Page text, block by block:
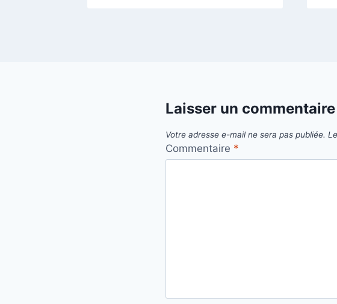
Laisser un commentaire
Votre adresse e-mail ne sera pas publiée.
Commentaire *